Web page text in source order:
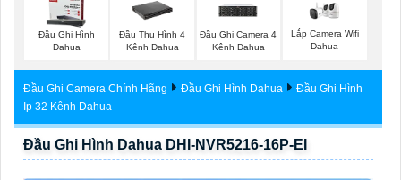
Đầu Ghi Hình
Dahua
Đầu Thu Hình 4
Kênh Dahua
Đầu Ghi Camera 4
Kênh Dahua
Lắp Camera Wifi
Dahua
Đầu Ghi Camera Chính Hãng Đầu Ghi Hình Dahua
Đầu Ghi Hình
Ip 32 Kênh Dahua
Đầu Ghi Hình Dahua DHI-NVR5216-16P-EI